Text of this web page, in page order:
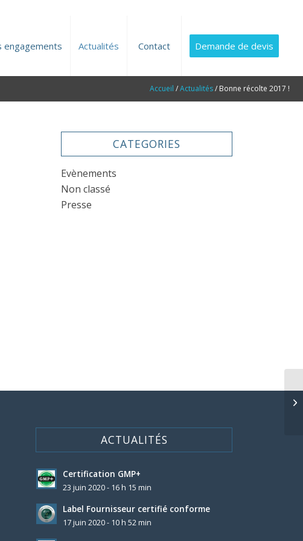
engagements Actualités Contact Demande de devis
Accueil /Actualités/ Bonne récolte 2017 !
CATEGORIES
Evènements
Non classé
Presse
ACTUALITÉS
Certification GMP+
23 juin 2020 - 16 h 15 min
Label Fournisseur certifié conforme
17 juin 2020 - 10 h 52 min